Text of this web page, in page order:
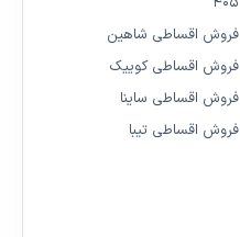
فروش اقساطی شاهین
فروش اقساطی کوییک
فروش اقساطی ساینا
فروش اقساطی تیبا